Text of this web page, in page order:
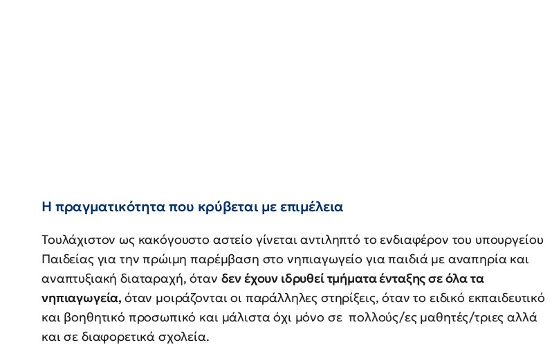
Η πραγματικότητα που κρύβεται με επιμέλεια
Τουλάχιστον ως κακόγουστο αστείο γίνεται αντιληπτό το ενδιαφέρον του υπουργείου
Παιδείας για την πρώιμη παρέμβαση στο νηπιαγωγείο για παιδιά με αναπηρία και
αναπτυξιακή διαταραχή, όταν δεν έχουν ιδρυθεί τμήματα ένταξης σε όλα τα
νηπιαγωγεία, όταν μοιράζονται οι παράλληλες στηρίξεις, όταν το ειδικό εκπαιδευτικό
και βοηθητικό προσωπικό και μάλιστα όχι μόνο σε πολλούς/ες μαθητές/τριες αλλά
και σε διαφορετικά σχολεία.